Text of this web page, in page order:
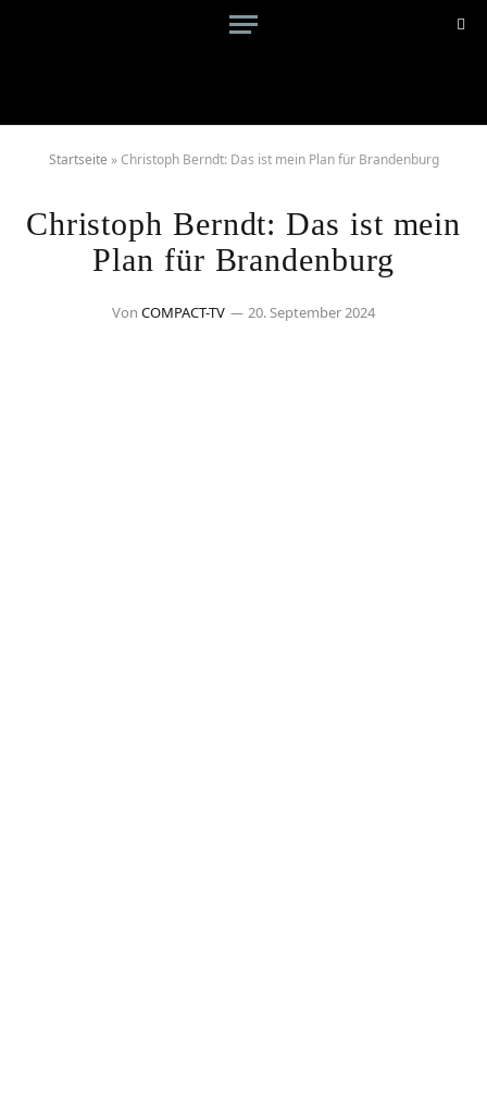
Startseite »Christoph Berndt: Das ist mein Plan für Brandenburg
Christoph Berndt: Das ist mein
Plan für Brandenburg
Von COMPACT-TV 20. September 2024